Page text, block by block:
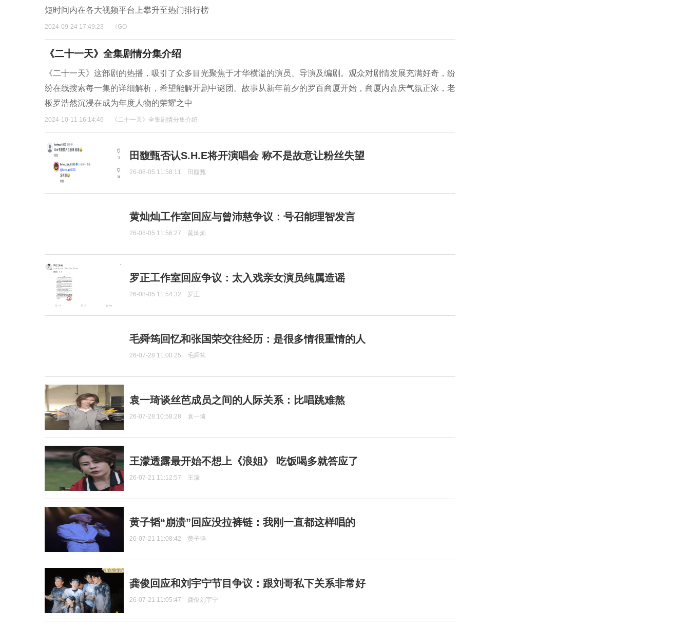
短时间内在各大视频平台上攀升至热门排行榜
2024-09-24 17:49:23 《GO
《二十一天》全集剧情分集介绍
《二十一天》这部剧的热播，吸引了众多目光聚焦于才华横溢的演员、导演及编剧。观众对剧情发展充满好奇，纷
纷在线搜索每一集的详细解析，希望能解开剧中谜团。故事从新年前夕的罗百商厦开始，商厦内喜庆气氛正浓，老
板罗浩然沉浸在成为年度人物的荣耀之中
2024-10-11 16:14:46 《二十一天》全集剧情分集介绍
田馥甄否认S.H.E将开演唱会 称不是故意让粉丝失望
26-08-05 11:58:11 田馥甄
黄灿灿工作室回应与曾沛慈争议：号召能理智发言
26-08-05 11:56:27 黄灿灿
罗正工作室回应争议：太入戏亲女演员纯属造谣
26-08-05 11:54:32 罗正
毛舜筠回忆和张国荣交往经历：是很多情很重情的人
26-07-28 11:00:25 毛舜筠
袁一琦谈丝芭成员之间的人际关系：比唱跳难熬
26-07-28 10:58:28 袁一琦
王濛透露最开始不想上《浪姐》 吃饭喝多就答应了
26-07-21 11:12:57 王濛
黄子韬“崩溃”回应没拉裤链：我刚一直都这样唱的
26-07-21 11:08:42 黄子韬
龚俊回应和刘宇宁节目争议：跟刘哥私下关系非常好
26-07-21 11:05:47 龚俊刘宇宁